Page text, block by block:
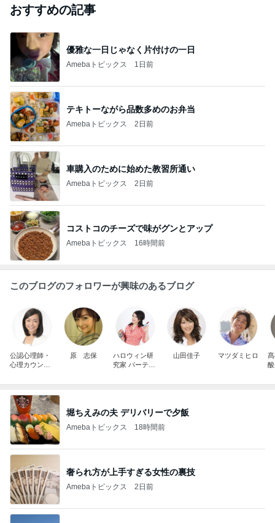
おすすめの記事
優雅な一日じゃなく片付けの一日
Amebaトピックス 1日前
テキトーながら品数多めのお弁当
Amebaトピックス 2日前
車購入のために始めた教習所通い
Amebaトピックス 2日前
コストコのチーズで味がグンとアップ
Amebaトピックス 16時間前
このブログのフォロワーが興味のあるブログ
公認心理師・
心理カウンセ
枝(おだかち
ャルブログ
原 志保
ハロウィン研
究家 パーティ
五条まあさっ
山田佳子 マツダミヒロ
堀ちえみの夫 デリバリーで夕飯
Amebaトピックス 18時間前
奢られ方が上手すぎる女性の裏技
Amebaトピックス 2日前